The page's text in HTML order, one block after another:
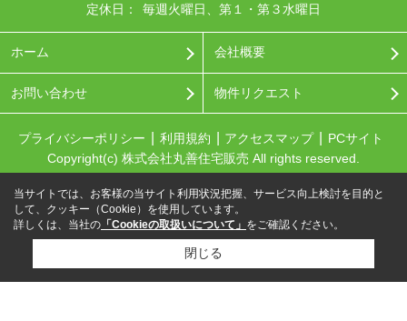
定休日：
毎週火曜日、第１・第３水曜日
ホーム 会社概要
お問い合わせ 物件リクエスト
プライバシーポリシー 利用規約 アクセスマップ
PCサイト
Copyright(c) 株式会社丸善住宅販売 All rights reserved.
当サイトでは、お客様の当サイト利用状況把握、サービス向上検討を目的と
して、クッキー（Cookie）を使用しています。
詳しくは、当社の 「Cookieの取扱いについて」 をご確認ください。
閉じる